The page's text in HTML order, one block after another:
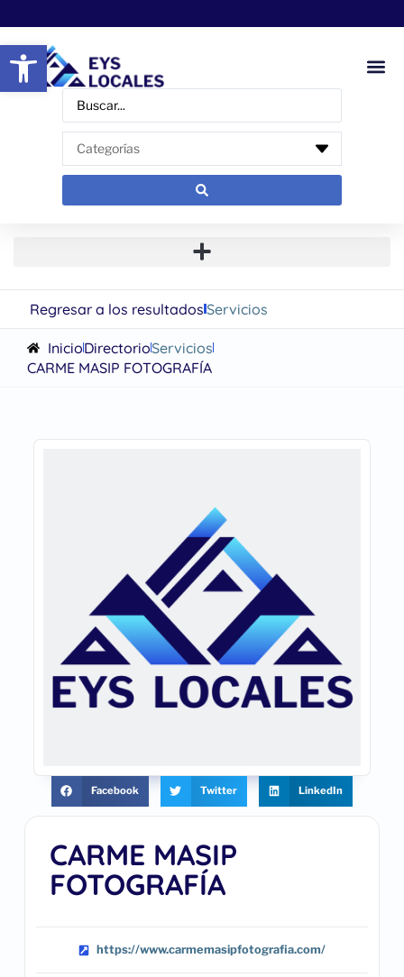
Abrir barra de herramientas
Regresar a los resultadosServicios
InicioDirectorioServicios
CARME MASIP FOTOGRAFÍA
CARME MASIP
FOTOGRAFÍA
https://www.carmemasipfotografia.com/
Facebook Twitter LinkedIn